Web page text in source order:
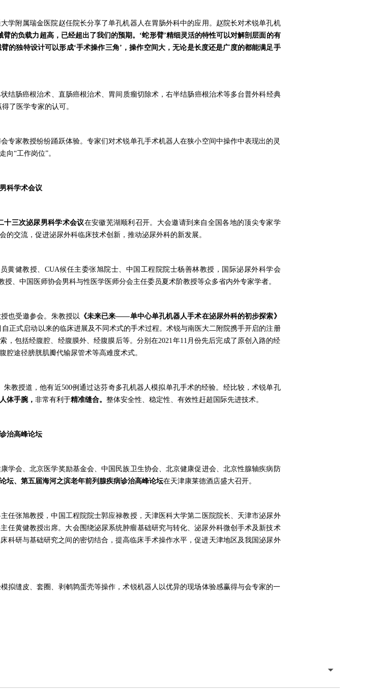
学附属瑞金医院赵任院长分享了单孔机器人在胃肠外科中的应用。赵院长对术锐单孔机
臂的负载力 超高， 已经超出了我们的预期。 ‘蛇形臂’精细灵活的特性可以对解剖层面的有
的独特设计可以形成‘手术操作三角’，操作空间大，无论是长度还是广度的都能满足手
结肠癌根治术 直肠癌根治术 胃间质瘤切除术 ，右半结肠癌根治术等多台普外科经典
了医学专家的认可。
家教授纷纷踊跃体验。专家们对术锐单孔手术机器人在狭小空间中操作中表现出的灵
向“工作岗位”。
科学术会议
十三次泌尿男科学术会议在安徽芜湖顺利召开。大会邀请到来自全国各地的顶尖专家学
的交流，促进泌尿外科临床技术创新， 推动泌尿外科的新发展 。
黄健教授、CUA候任主委张旭院士、中国工程院院士杨善林教授，国际泌尿外科学会
、中国医师协会男科与性医学医师分会主任委员夏术阶教授等众多省内外专家学者。
也受邀参会。朱教授以 《未来已来——单中心单孔机器人手术在泌尿外科的初步探索》
正式启动以来的临床进展及不同术式的手术过程。术锐与南医大二附院携手开启的注册
，包括经腹腔、经腹膜外、经腹膜后等。分别在2021年11月份先后完成了原创入路的经
腔途径膀胱肌瓣代输尿管术等高难度术式。
朱教授道，他有近500例通过达芬奇多孔机器人模拟单孔手术的经验。经比较，术锐单孔
体手腕， 非常有利于精准缝合。 整体安全性、稳定性、有效性赶超国际先进技术。
治高峰论坛
学会、北京医学奖励基金会、中国民族卫生协会、北京健康促进会、北京性腺轴疾病防
坛、第五届海河之滨老年前列腺疾病诊治高峰论坛在天津康莱德酒店盛大召开。
张旭教授，中国工程院院士郭应禄教授，天津医科大学第二医院院长 、天津市泌尿外
任黄健教授出席。大会围绕泌尿系统肿瘤基础研究与转化、泌尿外科微创手术及新技术
科研与基础研究之间的密切结合，提高临床手术操作水平，促进天津地区及我国泌尿外
缝皮、套圈、剥鹌鹑蛋壳等操作，术锐机器人以优异的现场体验感赢得与会专家的一